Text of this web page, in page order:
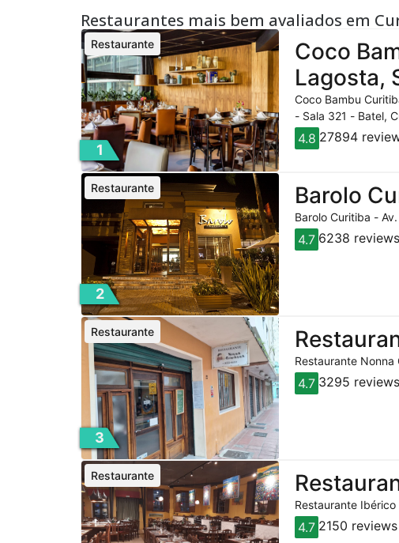
Restaurantes mais bem avaliados em
1
Coco
Lagosta,
Restaurante
Coco Bambu
- Sala 321 - Batel,
4.8 27894
2
Barolo
Restaurante
Barolo Curitiba -
4.7 6238 reviews
3
Restaurante
Restaurante
4.7 3295 reviews
Restaurante
Restaurante
4.7 2150 reviews